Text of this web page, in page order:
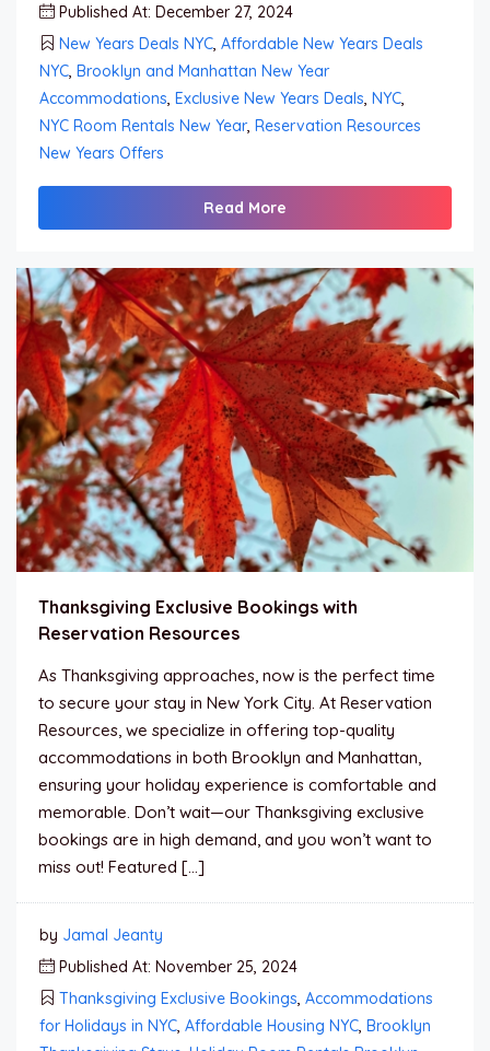
Published At: December 27, 2024
New Years Deals NYC Affordable New Years Deals
NYC Brooklyn and Manhattan New Year
Accommodations Exclusive New Years Deals NYC
NYC Room Rentals New Year, Reservation Resources
New Years Offers
Read More
Thanksgiving Exclusive Bookings with
Reservation Resources
As Thanksgiving approaches, now is the perfect time
to secure your stay in New York City. At Reservation
Resources, we specialize in offering top-quality
accommodations in both Brooklyn and Manhattan,
ensuring your holiday experience is comfortable and
memorable. Don’t wait—our Thanksgiving exclusive
bookings are in high demand, and you won’t want to
miss out! Featured […]
by Jamal Jeanty
Published At: November 25, 2024
Thanksgiving Exclusive Bookings, Accommodations
for Holidays in NYC, Affordable Housing NYC, Brooklyn